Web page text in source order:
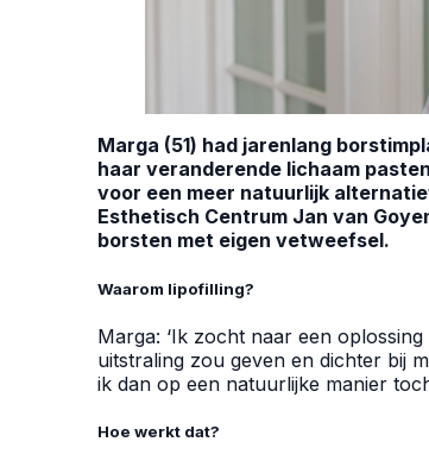
Marga (51) had jarenlang
haar veranderende lichaam
voor een meer natuurlijk
Esthetisch Centrum Jan van
borsten met eigen vetweefsel.
Waarom lipofilling?
Marga: ‘Ik zocht naar een
uitstraling zou geven en dichter bij
ik dan op een natuurlijke manier
Hoe werkt dat?